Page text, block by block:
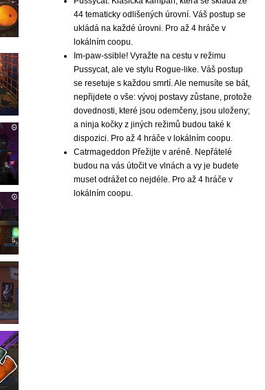
44 tematicky odlišených úrovní. Váš postup se
ukládá na každé úrovni. Pro až 4 hráče v
lokálním coopu.
Im-paw-ssible! Vyražte na cestu v režimu
Pussycat, ale ve stylu Rogue-like. Váš postup
se resetuje s každou smrtí. Ale nemusíte se bát,
nepřijdete o vše: vývoj postavy zůstane, protože
dovednosti, které jsou odemčeny, jsou uloženy;
a ninja kočky z jiných režimů budou také k
dispozici. Pro až 4 hráče v lokálním coopu.
Catrmageddon Přežijte v aréně. Nepřátelé
budou na vás útočit ve vlnách a vy je budete
muset odrážet co nejdéle. Pro až 4 hráče v
lokálním coopu.